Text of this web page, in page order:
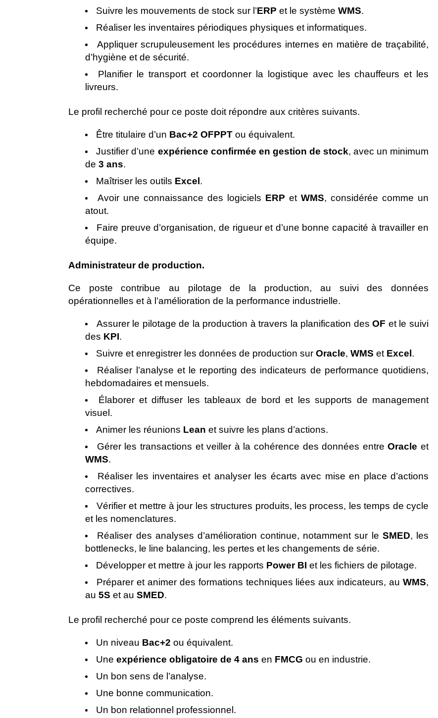
Suivre les mouvements de stock sur l’ERP et le systèmeWMS.
Réaliser les inventaires périodiques physiques et informatiques.
Appliquer scrupuleusement les procédures internes en matière de traçabilité,
d’hygiène et de sécurité.
Planifier le transport et coordonner la logistique avec les chauffeurs et les
livreurs.
Le profil recherché pour ce poste doit répondre aux critères suivants.
Être titulaire d’un Bac+2 OFPPT ou équivalent.
Justifier d’une expérience confirmée en gestion de stock, avec un minimum
de3 ans.
Maîtriser les outils Excel .
Avoir une connaissance des logiciels ERP etWMS, considérée comme un
atout.
Faire preuve d’organisation, de rigueur et d’une bonne capacité à travailler en
équipe.
Administrateur de production.
Ce poste contribue au pilotage de la production, au suivi des données
opérationnelles et à l’amélioration de la performance industrielle.
Assurer le pilotage de la production à travers la planification desOF et le suivi
des KPI.
Suivre et enregistrer les données de production surOracle,WMS et Excel .
Réaliser l’analyse et le reporting des indicateurs de performance quotidiens,
hebdomadaires et mensuels.
Élaborer et diffuser les tableaux de bord et les supports de management
visuel.
Animer les réunions Lean et suivre les plans d’actions.
Gérer les transactions et veiller à la cohérence des données entreOracle et
WMS.
Réaliser les inventaires et analyser les écarts avec mise en place d’actions
correctives.
Vérifier et mettre à jour les structures produits, les process, les temps de cycle
et les nomenclatures.
Réaliser des analyses d’amélioration continue, notamment sur le SMED, les
bottlenecks, le line balancing, les pertes et les changements de série.
Développer et mettre à jour les rapports Power BI et les fichiers de pilotage.
Préparer et animer des formations techniques liées aux indicateurs, auWMS,
au5S et auSMED.
Le profil recherché pour ce poste comprend les éléments suivants.
Un niveau Bac+2 ou équivalent.
Uneexpérience obligatoire de 4 ans en FMCG ou en industrie.
Un bon sens de l’analyse.
Une bonne communication.
Un bon relationnel professionnel.